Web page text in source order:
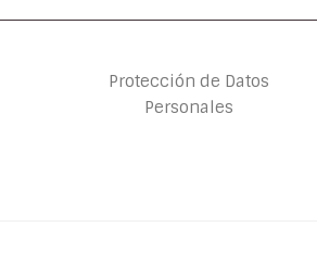
Protección de Datos
Personales